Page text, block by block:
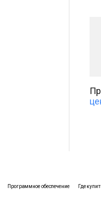
Программное обеспечение Где